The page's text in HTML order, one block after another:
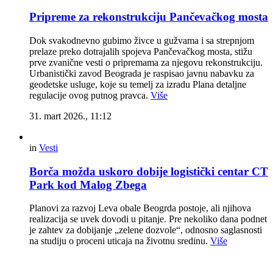
Pripreme za rekonstrukciju Pančevačkog mosta
Dok svakodnevno gubimo živce u gužvama i sa strepnjom
prelaze preko dotrajalih spojeva Pančevačkog mosta, stižu
prve zvanične vesti o pripremama za njegovu rekonstrukciju.
Urbanistički zavod Beograda je raspisao javnu nabavku za
geodetske usluge, koje su temelj za izradu Plana detaljne
regulacije ovog putnog pravca. Više
31. mart 2026., 11:12
in Vesti
Borča možda uskoro dobije logistički centar CT
Park kod Malog Zbega
Planovi za razvoj Leva obale Beogrda postoje, ali njihova
realizacija se uvek dovodi u pitanje. Pre nekoliko dana podnet
je zahtev za dobijanje „zelene dozvole“, odnosno saglasnosti
na studiju o proceni uticaja na životnu sredinu. Više